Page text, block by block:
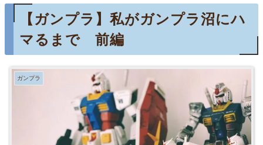
【ガンプラ】私がガンプラ沼にハ
マるまで 前編
ガンプラ